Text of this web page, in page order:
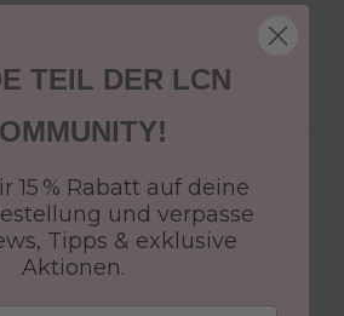
der gewünschten
an den Kundenservice
in 24-48h
- bezahlen in 30 Tagen
TEIL DER LCN
15 % Rabatt auf deine
und verpasse
Tipps & exklusive
Aktionen.